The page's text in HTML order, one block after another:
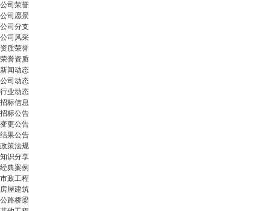
公司荣誉
公司愿景
公司分支
公司风采
资质荣誉
荣誉资质
新闻动态
公司动态
行业动态
招标信息
招标公告
变更公告
结果公告
政策法规
知识分享
经典案例
市政工程
房屋建筑
公路桥梁